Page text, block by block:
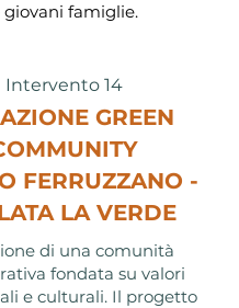
giovani famiglie.
Intervento 14
GREEN
FERRUZZANO -
LA VERDE
di una comunità
fondata su valori
e culturali. Il progetto